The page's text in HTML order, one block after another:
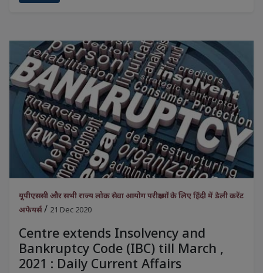
यूपीएससी और सभी राज्य लोक सेवा आयोग परीक्षाओं के लिए हिंदी में डेली करेंट
अफेयर्स/ 21 Dec 2020
Centre extends Insolvency and
Bankruptcy Code (IBC) till March ,
2021 : Daily Current Affairs